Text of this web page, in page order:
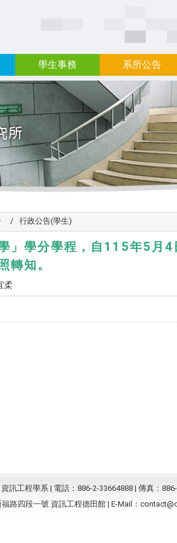
學生事務 系所公告
行政公告(學生)
」學分學程，自115年5月
轉知。
柔
訊工程學系 | 電話：886-2-33664888 | 傳真：886-
路四段一號 資訊工程德田館 | E-Mail：